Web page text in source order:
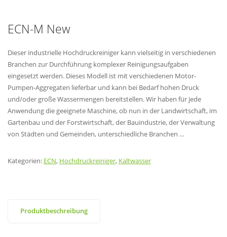
ECN-M New
Dieser industrielle Hochdruckreiniger kann vielseitig in verschiedenen
Branchen zur Durchführung komplexer Reinigungsaufgaben
eingesetzt werden. Dieses Modell ist mit verschiedenen Motor-
Pumpen-Aggregaten lieferbar und kann bei Bedarf hohen Druck
und/oder große Wassermengen bereitstellen. Wir haben für jede
Anwendung die geeignete Maschine, ob nun in der Landwirtschaft, im
Gartenbau und der Forstwirtschaft, der Bauindustrie, der Verwaltung
von Städten und Gemeinden, unterschiedliche Branchen …
Kategorien: ECN, Hochdruckreiniger, Kaltwasser
Produktbeschreibung